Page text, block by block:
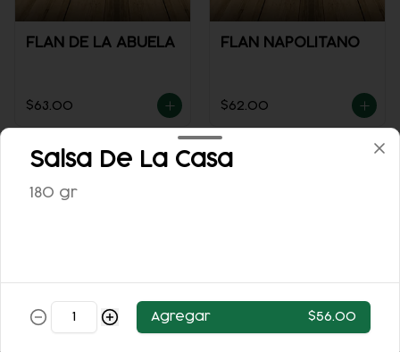
FLAN DE LA ABUELA
$63.00
FLAN NAPOLITANO
$62.00
ARROZ CON LECHE
Salsa De La Casa
180 gr
Agregar $56.00